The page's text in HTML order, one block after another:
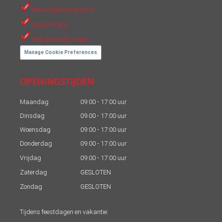
Retourbeleid/Garantie
Cookie Policy
Veel gestelde vragen
Manage Cookie Preferences
OPENINGSTIJDEN
Maandag
09:00 - 17:00 uur
Dinsdag
09:00 - 17:00 uur
Woensdag
09:00 - 17:00 uur
Donderdag
09:00 - 17:00 uur
Vrijdag
09:00 - 17:00 uur
Zaterdag
GESLOTEN
Zondag
GESLOTEN
Tijdens feestdagen en vakantie: